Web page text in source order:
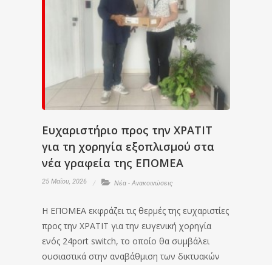
Ευχαριστήριο προς την XPATIT
για τη χορηγία εξοπλισμού στα
νέα γραφεία της ΕΠΟΜΕΑ
25 Μαΐου, 2026 Νέα - Ανακοινώσεις
Η ΕΠΟΜΕΑ εκφράζει τις θερμές της ευχαριστίες
προς την XPATIT για την ευγενική χορηγία
ενός 24port switch, το οποίο θα συμβάλει
ουσιαστικά στην αναβάθμιση των δικτυακών